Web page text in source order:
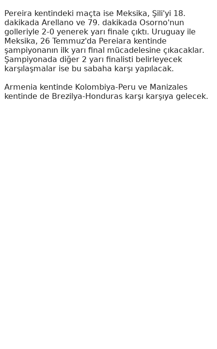
Pereira kentindeki maçta ise Meksika, Şili'yi 18.
dakikada Arellano ve 79. dakikada Osorno'nun
golleriyle 2-0 yenerek yarı finale çıktı. Uruguay ile
Meksika, 26 Temmuz'da Pereiara kentinde
şampiyonanın ilk yarı final mücadelesine çıkacaklar.
Şampiyonada diğer 2 yarı finalisti belirleyecek
karşılaşmalar ise bu sabaha karşı yapılacak.
Armenia kentinde Kolombiya-Peru ve Manizales
kentinde de Brezilya-Honduras karşı karşıya gelecek.